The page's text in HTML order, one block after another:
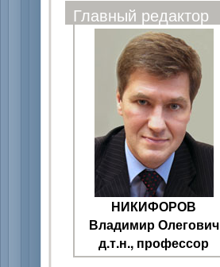
Главный редактор
НИКИФОРОВ
Владимир Олегович
д.т.н., профессор